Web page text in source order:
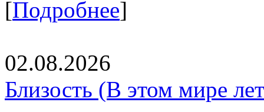
[Подробнее]
02.08.2026
Близость (В этом мире